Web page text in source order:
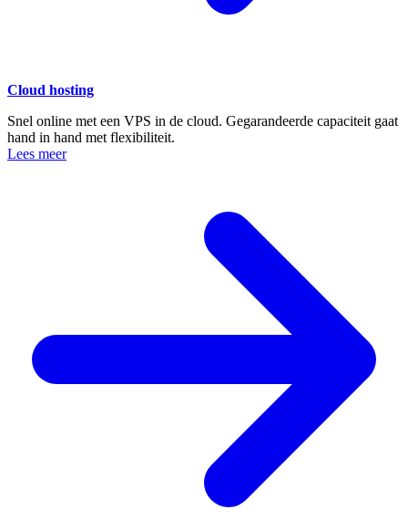
Cloud hosting
Snel online met een VPS in de cloud. Gegarandeerde capaciteit gaat
hand in hand met flexibiliteit.
Lees meer